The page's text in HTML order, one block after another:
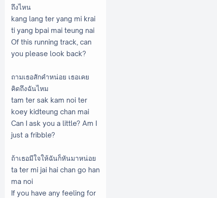
ถึงไหน
kang lang ter yang mi krai
ti yang bpai mai teung nai
Of this running track, can
you please look back?
ถามเธอสักคำหน่อย เธอเคย
คิดถึงฉันไหม
tam ter sak kam noi ter
koey kidteung chan mai
Can I ask you a little? Am I
just a fribble?
ถ้าเธอมีใจให้ฉันก็หันมาหน่อย
ta ter mi jai hai chan go han
ma noi
If you have any feeling for